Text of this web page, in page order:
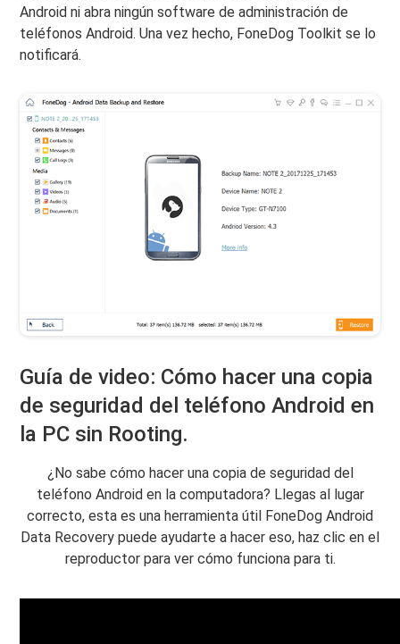
Android ni abra ningún software de administración de
teléfonos Android. Una vez hecho, FoneDog Toolkit se lo
notificará.
Guía de video: Cómo hacer una copia
de seguridad del teléfono Android en
la PC sin Rooting.
¿No sabe cómo hacer una copia de seguridad del
teléfono Android en la computadora? Llegas al lugar
correcto, esta es una herramienta útil FoneDog Android
Data Recovery puede ayudarte a hacer eso, haz clic en el
reproductor para ver cómo funciona para ti.